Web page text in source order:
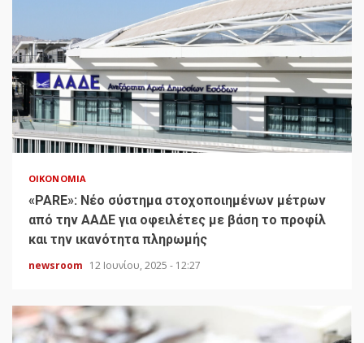
ΟΙΚΟΝΟΜΊΑ
«PARE»: Νέο σύστημα στοχοποιημένων μέτρων
από την ΑΑΔΕ για οφειλέτες με βάση το προφίλ
και την ικανότητα πληρωμής
newsroom 12 Ιουνίου, 2025 - 12:27